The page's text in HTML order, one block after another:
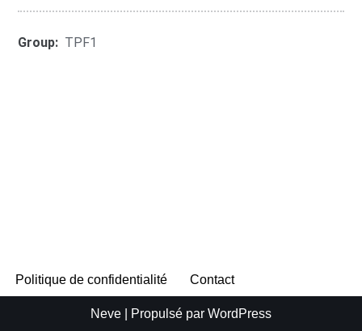
Group: TPF1
Politique de confidentialité Contact
Neve | Propulsé par WordPress